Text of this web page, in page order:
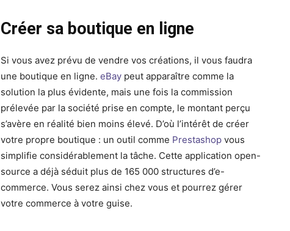
Créer sa boutique en ligne
Si vous avez prévu de vendre vos créations, il vous faudra
une boutique en ligne.eBay peut apparaître comme la
solution la plus évidente, mais une fois la commission
prélevée par la société prise en compte, le montant perçu
s’avère en réalité bien moins élevé. D’où l’intérêt de créer
votre propre boutique : un outil comme Prestashop vous
simplifie considérablement la tâche. Cette application open-
source a déjà séduit plus de 165 000 structures d’e-
commerce. Vous serez ainsi chez vous et pourrez gérer
votre commerce à votre guise.